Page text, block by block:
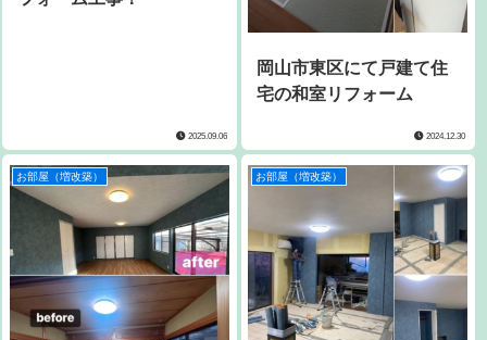
2025.09.06
岡山市東区にて戸建て住
宅の和室リフォーム
2024.12.30
お部屋（増改築） お部屋（増改築）